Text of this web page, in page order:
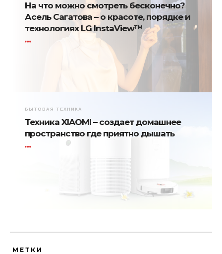
На что можно смотреть бесконечно?
Асель Сагатова – о красоте, порядке и
технологиях LG InstaView™
БЫТОВАЯ ТЕХНИКА
Техника XIAOMI – создает домашнее
пространство где приятно дышать
МЕТКИ